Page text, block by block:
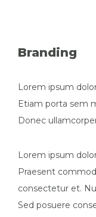
Branding
Lorem ipsum
Etiam porta sem
Donec
Lorem ipsum
Praesent
consectetur et.
Sed posuere